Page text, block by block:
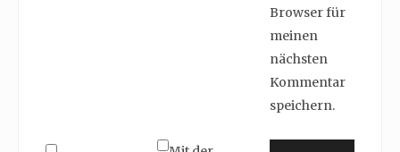
Browser für
meinen
nächsten
Kommentar
speichern.